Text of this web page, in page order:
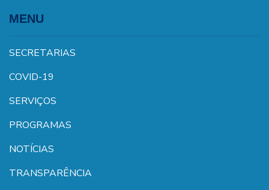
MENU
SECRETARIAS
COVID-19
SERVIÇOS
PROGRAMAS
NOTÍCIAS
TRANSPARÊNCIA